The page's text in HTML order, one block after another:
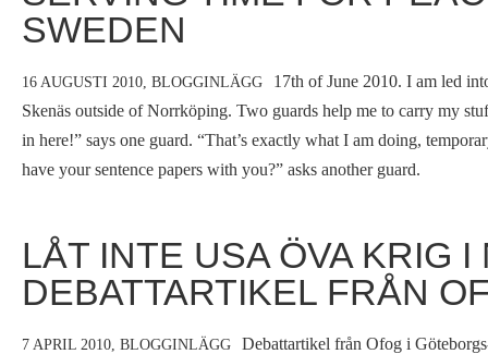
SWEDEN
16 AUGUSTI 2010, BLOGGINLÄGG
17th of June 2010. I am led
Skenäs outside of Norrköping. Two guards help me to carry my
in here!” says one guard. “That’s exactly what I am doing,
have your sentence papers with you?” asks another guard.
LÅT INTE USA ÖVA KRIG
DEBATTARTIKEL FRÅN
7 APRIL 2010, BLOGGINLÄGG
Debattartikel från Ofog i